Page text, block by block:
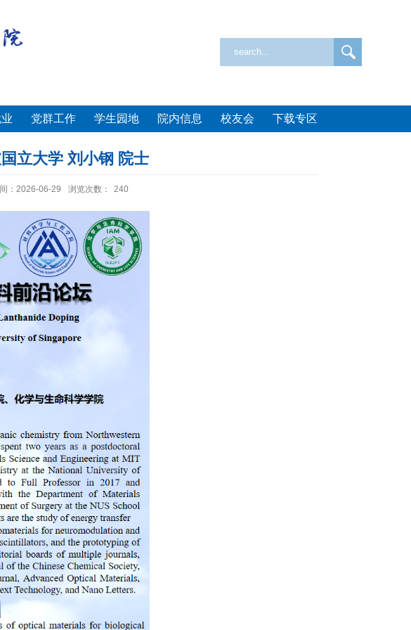
党群工作 学生园地 院内信息 校友会 下载专区
立大学 刘小钢 院士
：2026-06-29 浏览次数： 240